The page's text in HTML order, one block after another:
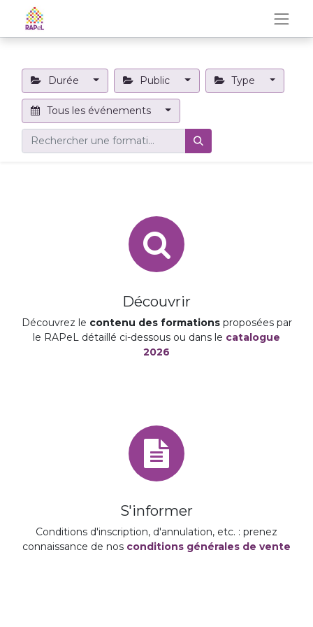
Durée Public Type
Tous les événements
Découvrir
Découvrez le contenu des formationsproposées par
le RAPeL détaillé ci-dessous ou dans le catalogue
2026
S'informer
Conditions d'inscription, d'annulation, etc. : prenez
connaissance de nos conditions générales de vente